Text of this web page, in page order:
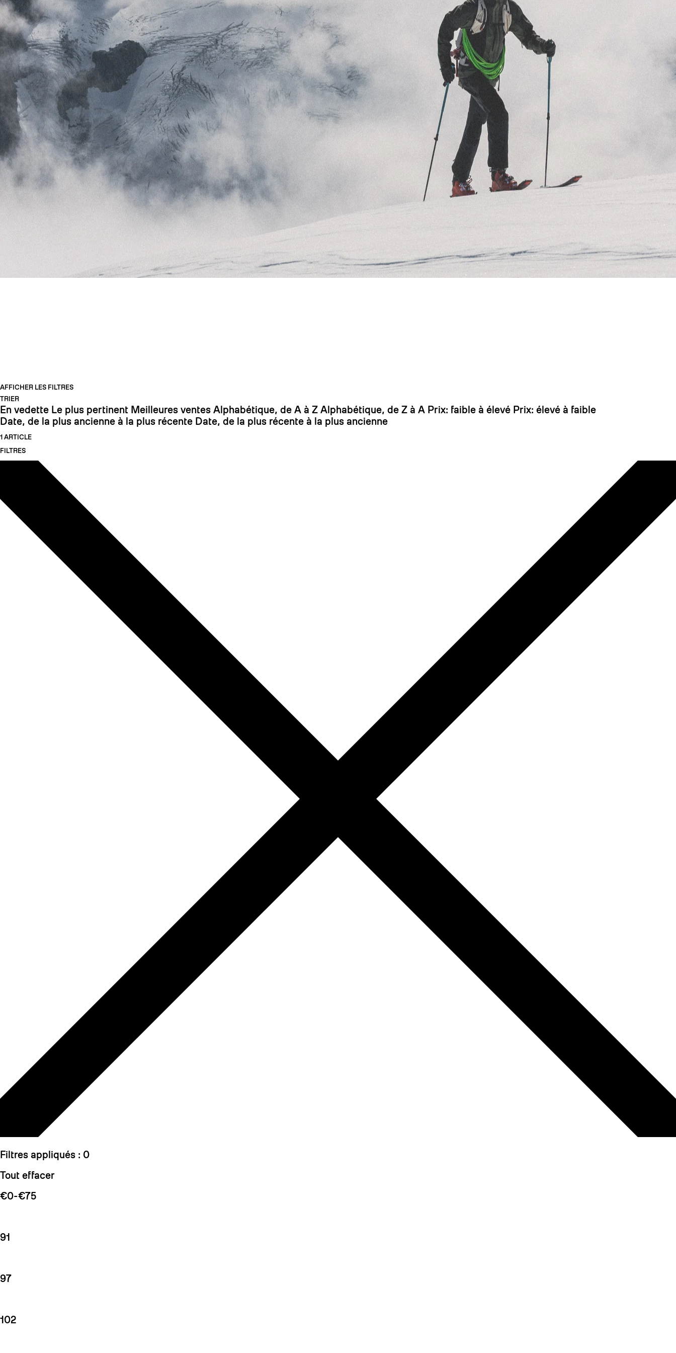
RECHERCHES POPULAIRES
Equipement
On dirait que vous n'avez encore rien ajouté.
AFFICHER LES FILTRES
TRIER
En vedette Le plus pertinent Meilleures ventes Alphabétique, de A à Z Alphabétique, de Z à A Prix: faible à élevé Prix: élevé à faible
Date, de la plus ancienne à la plus récente Date, de la plus récente à la plus ancienne
1 ARTICLE
FILTRES
Filtres appliqués : 0
Tout effacer
€0-€75
91
97
102